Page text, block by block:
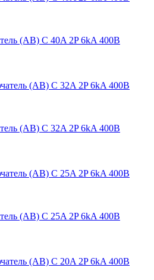
(АВ) C 40A 2P 6kA 400В
(АВ) C 32A 2P 6kA 400В
(АВ) C 25A 2P 6kA 400В